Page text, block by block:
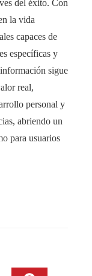
del éxito. Con
la vida
capaces de
específicas y
sigue
real,
personal y
abriendo un
para usuarios